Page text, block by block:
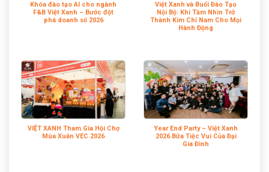
Khóa đào tạo AI cho ngành
F&B Việt Xanh – Bước đột
phá doanh số 2026
Việt Xanh và Buổi Đào Tạo
Nội Bộ: Khi Tầm Nhìn Trở
Thành Kim Chỉ Nam Cho Mọi
Hành Động
VIỆT XANH Tham Gia Hội Chợ
Mùa Xuân VEC 2026
Year End Party – Việt Xanh
2026 Bữa Tiệc Vui Của Đại
Gia Đình